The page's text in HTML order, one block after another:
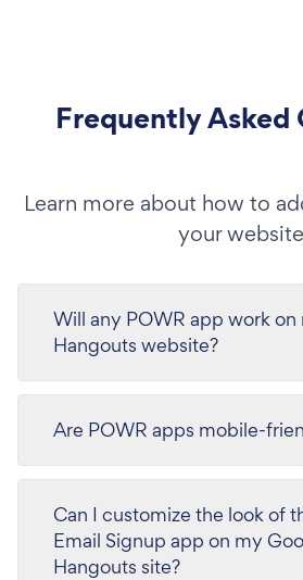
Frequently Asked
Learn more about how to
your
Will any POWR app work
Hangouts website?
Are POWR apps mobile-
Can I customize the look of
Email Signup app on my
Hangouts site?